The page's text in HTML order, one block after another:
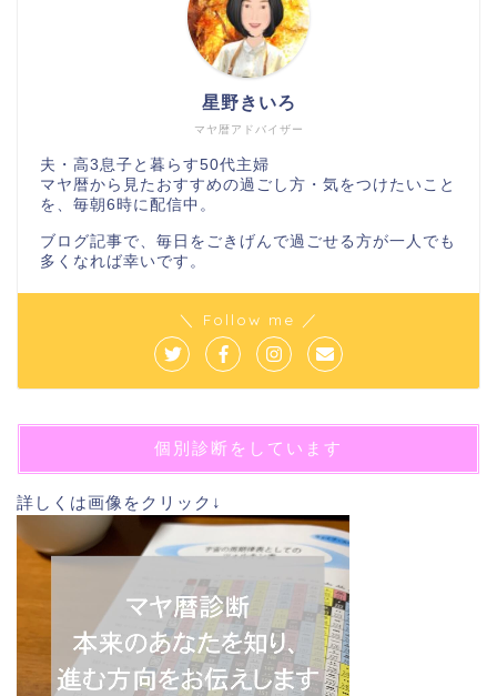
マヤ暦アドバイザー
星野きいろ
夫・高3息子と暮らす50代主婦
マヤ暦から見たおすすめの過ごし方・気をつけたいこと
を、毎朝6時に配信中。
ブログ記事で、毎日をごきげんで過ごせる方が一人でも
多くなれば幸いです。
＼ Follow me ／
個別診断をしています
詳しくは画像をクリック↓